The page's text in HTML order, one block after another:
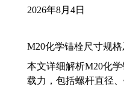
2026年8月4日
M20化学锚栓尺寸规
本文详细解析M20化
载力，包括螺杆直径